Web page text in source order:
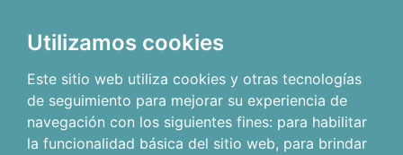
Utilizamos cookies
Este sitio web utiliza cookies y otras tecnologías
de seguimiento para mejorar su experiencia de
navegación con los siguientes fines: para habilitar
la funcionalidad básica del sitio web, para brindar